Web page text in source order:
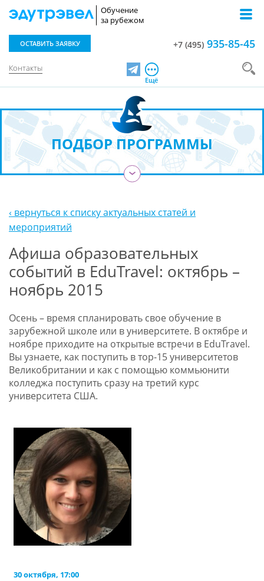
Обучение
за рубежом
Контакты
ОСТАВИТЬ ЗАЯВКУ +7 (495) 935-85-45
TelegramЕщё
ПОДБОР ПРОГРАММЫ
›
‹ вернуться к списку актуальных статей и
мероприятий
Афиша образовательных
событий в EduTravel: октябрь –
ноябрь 2015
Осень – время спланировать свое обучение в
зарубежной школе или в университете. В октябре и
ноябре приходите на открытые встречи в EduTravel.
Вы узнаете, как поступить в тор-15 университетов
Великобритании и как с помощью коммьюнити
колледжа поступить сразу на третий курс
университета США.
30 октября, 17:00